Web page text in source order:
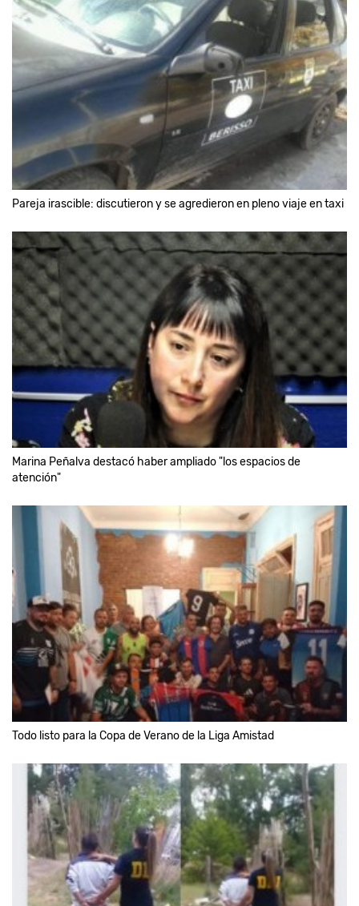
Pareja irascible: discutieron y se agredieron en pleno viaje en taxi
Marina Peñalva destacó haber ampliado "los espacios de
atención"
Todo listo para la Copa de Verano de la Liga Amistad